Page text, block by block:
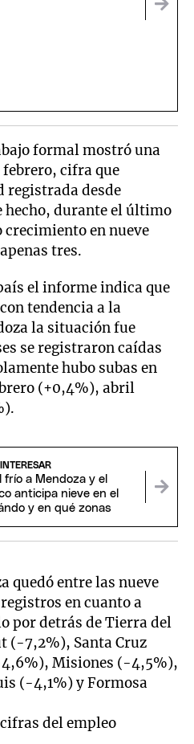
formal mostró una
febrero, cifra que
registrada desde
hecho, durante el último
en nueve
tres.
el informe indica que
tendencia a la
la situación fue
se registraron caídas
hubo subas en
(+0,4%), abril
frío a Mendoza y el
anticipa nieve en el
y en qué zonas
quedó entre las nueve
en cuanto a
por detrás de Tierra del
(-7,2%), Santa Cruz
Misiones (-4,5%),
(-4,1%) y Formosa